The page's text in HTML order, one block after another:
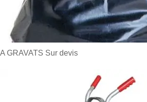
A GRAVATS Sur devis